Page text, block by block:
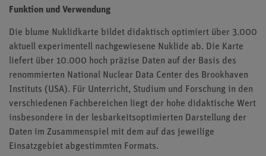
Funktion und Verwendung
Die blume Nuklidkarte bildet didaktisch optimiert über 3.000
aktuell experimentell nachgewiesene Nuklide ab. Die Karte
liefert über 10.000 hoch präzise Daten auf der Basis des
renommierten National Nuclear Data Center des Brookhaven
Instituts (USA). Für Unterricht, Studium und Forschung in den
verschiedenen Fachbereichen liegt der hohe didaktische Wert
insbesondere in der lesbarkeitsoptimierten Darstellung der
Daten im Zusammenspiel mit dem auf das jeweilige
Einsatzgebiet abgestimmten Formats.